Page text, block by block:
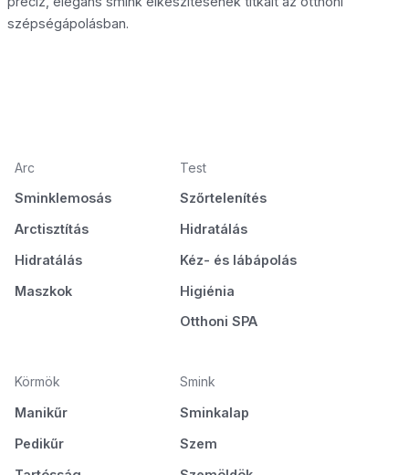
szépségápolásban.
Arc
Sminklemosás
Arctisztítás
Hidratálás
Maszkok
Test
Szőrtelenítés
Hidratálás
Kéz- és lábápolás
Higiénia
Otthoni SPA
Körmök
Manikűr
Pedikűr
Smink
Sminkalap
Szem